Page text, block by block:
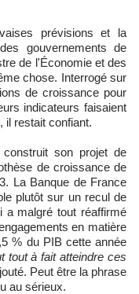
gouvernements de
de l'Économie et des
chose. Interrogé sur
de croissance pour
indicateurs faisaient
il restait confiant.
son projet de
de croissance de
La Banque de France
plutôt sur un recul de
a malgré tout réaffirmé
en matière
% du PIB cette année
tout à fait atteindre ces
Peut être la phrase
au sérieux.